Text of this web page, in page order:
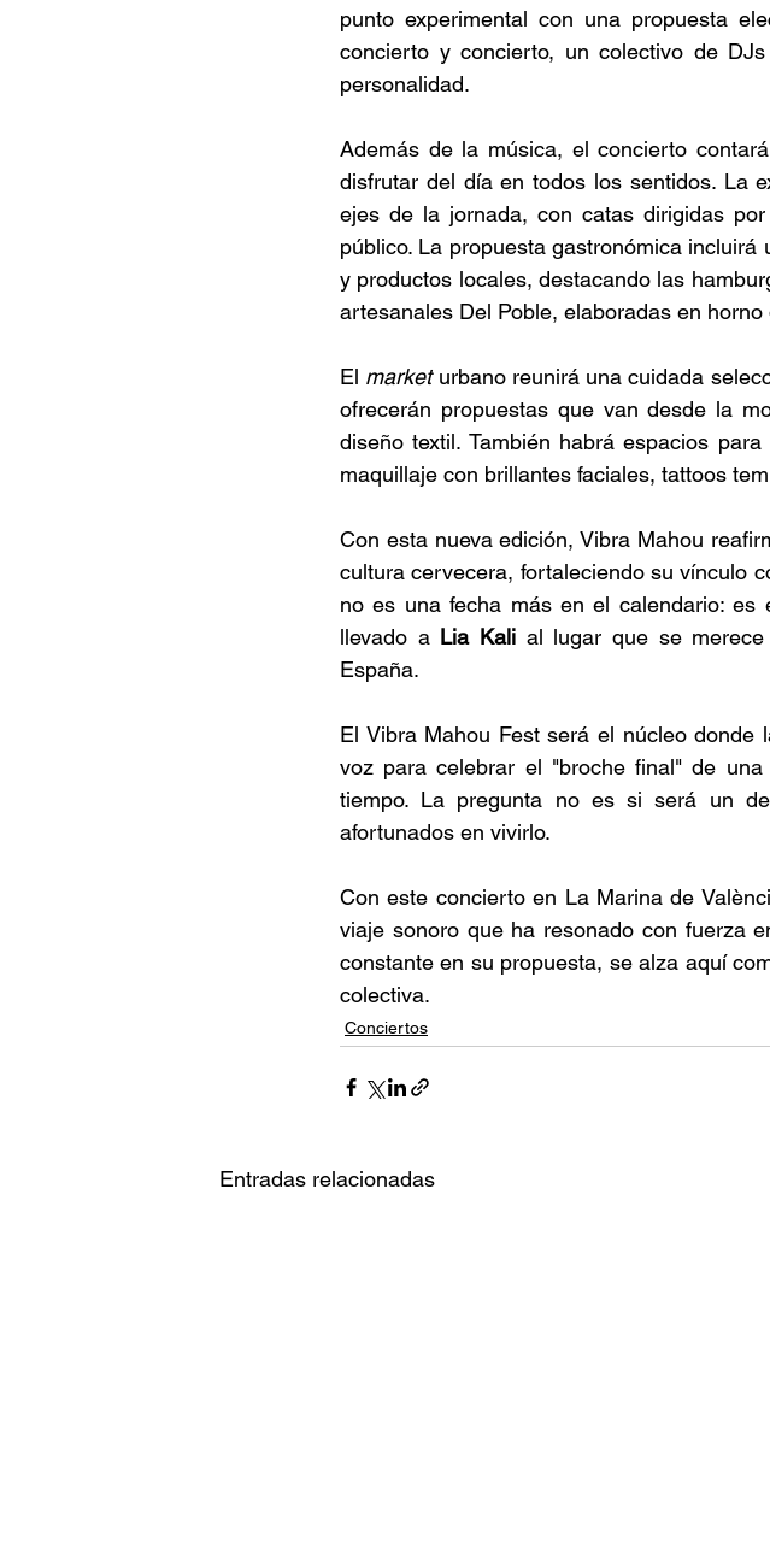
punto experimental con una propuesta
concierto y concierto, un colectivo de
personalidad.
Además de la música, el concierto
disfrutar del día en todos los sentidos. La
ejes de la jornada, con catas dirigidas por
público. La propuesta gastronómica incluirá
y productos locales, destacando las
artesanales Del Poble, elaboradas en horno
El market urbano reunirá una cuidada
ofrecerán propuestas que van desde la
diseño textil. También habrá espacios
maquillaje con brillantes faciales, tattoos
Con esta nueva edición, Vibra Mahou
cultura cervecera, fortaleciendo su vínculo
no es una fecha más en el calendario:
llevado a Lia Kali al lugar que se
España.
El Vibra Mahou Fest será el núcleo
voz para celebrar el "broche final" de
tiempo. La pregunta no es si será un
afortunados en vivirlo.
Con este concierto en La Marina de
viaje sonoro que ha resonado con fuerza
constante en su propuesta, se alza aquí
colectiva.
Conciertos
Entradas relacionadas